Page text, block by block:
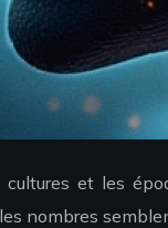
et les
nombres